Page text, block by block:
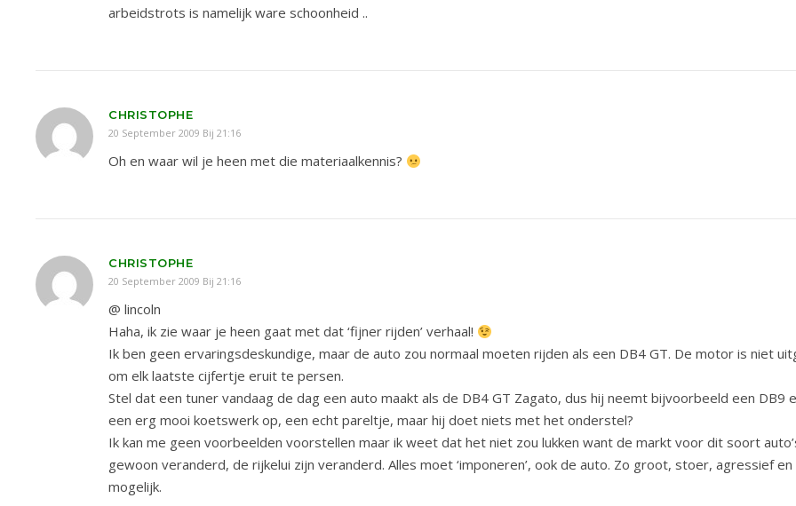
arbeidstrots is namelijk ware schoonheid ..
CHRISTOPHE
20 September 2009 Bij 21:16
Oh en waar wil je heen met die materiaalkennis?
CHRISTOPHE
20 September 2009 Bij 21:16
@ lincoln
Haha, ik zie waar je heen gaat met dat ‘fijner rijden’ verhaal!
Ik ben geen ervaringsdeskundige, maar de auto zou normaal moeten rijden als een DB4 GT. De motor is niet
om elk laatste cijfertje eruit te persen.
Stel dat een tuner vandaag de dag een auto maakt als de DB4 GT Zagato, dus hij neemt bijvoorbeeld een DB9
een erg mooi koetswerk op, een echt pareltje, maar hij doet niets met het onderstel?
Ik kan me geen voorbeelden voorstellen maar ik weet dat het niet zou lukken want de markt voor dit soort
gewoon veranderd, de rijkelui zijn veranderd. Alles moet ‘imponeren’, ook de auto. Zo groot, stoer, agressief en
mogelijk.